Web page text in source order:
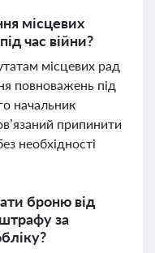
місцевих
час війни?
місцевих рад
повноважень під
начальник
припинити
необхідності
броню від
штрафу за